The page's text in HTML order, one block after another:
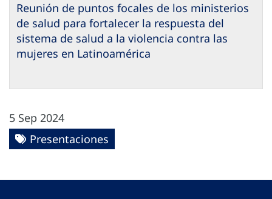
Reunión de puntos focales de los ministerios
de salud para fortalecer la respuesta del
sistema de salud a la violencia contra las
mujeres en Latinoamérica
5 Sep 2024
Presentaciones